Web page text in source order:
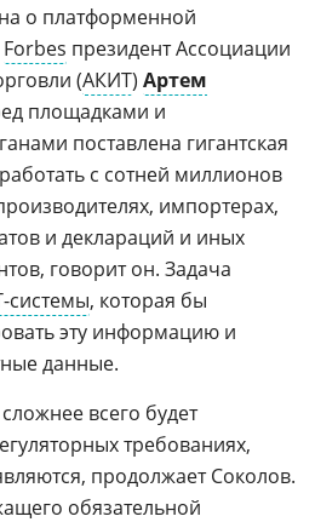
о платформенной
Forbes президент Ассоциации
(АКИТ) Артем
площадками и
поставлена гигантская
с сотней миллионов
импортерах,
и деклараций и иных
говорит он. Задача
системы, которая бы
эту информацию и
данные.
всего будет
требованиях,
продолжает Соколов.
обязательной